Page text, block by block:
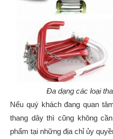
Đa dạng các loại
Nếu quý khách đang quan
thang dây thì cũng không
phẩm tại những địa chỉ ủy